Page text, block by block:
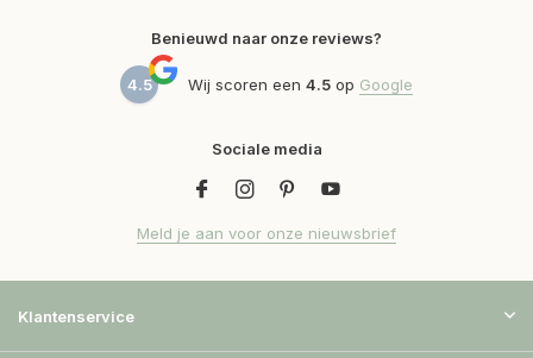
Benieuwd naar onze reviews?
4.5 Wij scoren een 4.5 op Google
Sociale media
Meld je aan voor onze nieuwsbrief
Klantenservice